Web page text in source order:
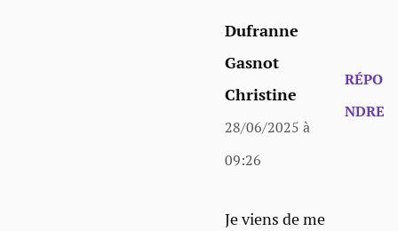
Dufranne
Gasnot
Christine
28/06/2025 à
09:26
RÉPO
NDRE
Je viens de me